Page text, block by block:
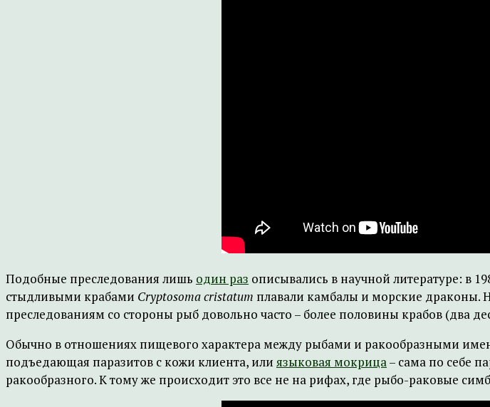
Подобные преследования лишь один раз описывались в научной литературе: в
стыдливыми крабами Cryptosoma cristatum плавали камбалы и морские драконы.
преследованиям со стороны рыб довольно часто – более половины крабов (два
Обычно в отношениях пищевого характера между рыбами и ракообразными
подъедающая паразитов с кожи клиента, или языковая мокрица– сама по себе
ракообразного. К тому же происходит это все не на рифах, где рыбо-раковые